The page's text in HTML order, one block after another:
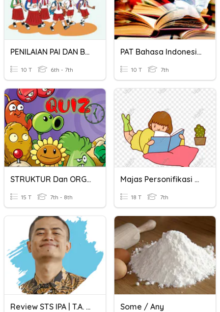
PENILAIAN PAI DAN BP PEMBELAJARAN 3 KLS 1
10 T 6th - 7th
PAT Bahasa Indonesia Kelas VII
10 T 7th
STRUKTUR Dan ORGAN TUMBUHAN
15 T 7th - 8th
Majas Personifikasi Dan Asosiasi
18 T 7th
Review STS IPA | T.A. 2022/23 Some / Any